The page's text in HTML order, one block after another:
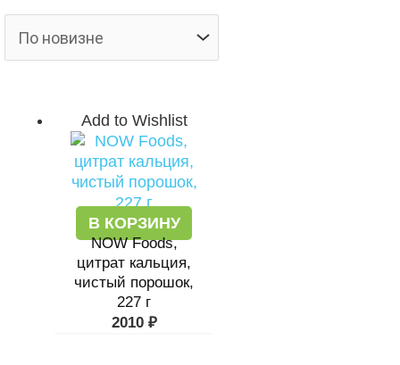
Add to Wishlist
В КОРЗИНУ
NOW Foods,
цитрат кальция,
чистый порошок,
227 г
2010 ₽